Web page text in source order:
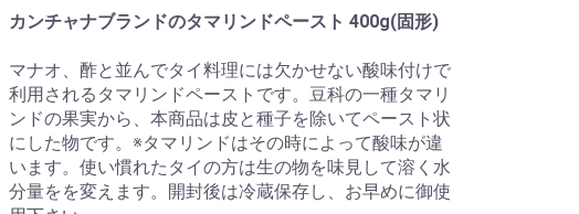
カンチャナブランドのタマリンドペースト 400g(固形)
マナオ、酢と並んでタイ料理には欠かせない酸味付けで
利用されるタマリンドペーストです。豆科の一種タマリ
ンドの果実から、本商品は皮と種子を除いてペースト状
にした物です。※タマリンドはその時によって酸味が違
います。使い慣れたタイの方は生の物を味見して溶く水
分量をを変えます。開封後は冷蔵保存し、お早めに御使